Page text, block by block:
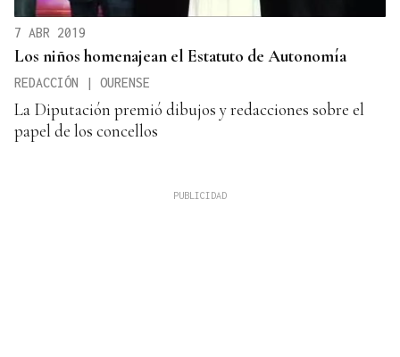
7 ABR 2019
Los niños homenajean el Estatuto de Autonomía
REDACCIÓN | OURENSE
La Diputación premió dibujos y redacciones sobre el
papel de los concellos